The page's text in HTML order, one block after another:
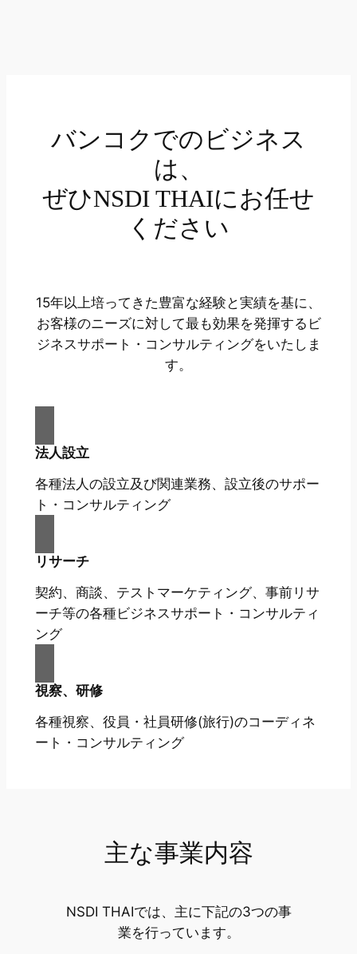
バンコクでのビジネス
は、
ぜひNSDI THAIにお任せ
ください
15年以上培ってきた豊富な経験と実績を基に、
お客様のニーズに対して最も効果を発揮するビ
ジネスサポート・コンサルティングをいたしま
す。
法人設立
各種法人の設立及び関連業務、設立後のサポー
ト・コンサルティング
リサーチ
契約、商談、テストマーケティング、事前リサ
ーチ等の各種ビジネスサポート・コンサルティ
ング
視察、研修
各種視察、役員・社員研修(旅行)のコーディネ
ート・コンサルティング
主な事業内容
NSDI THAIでは、主に下記の3つの事
業を行っています。